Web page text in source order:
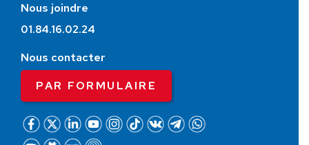
Nous joindre
01.84.16.02.24
Nous contacter
PAR FORMULAIRE